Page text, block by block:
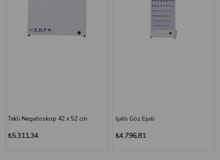
Tekli Negatoskop 42 x 52 cm
₺5.311,34
Işıklı Göz Eşeli
₺4.796,81